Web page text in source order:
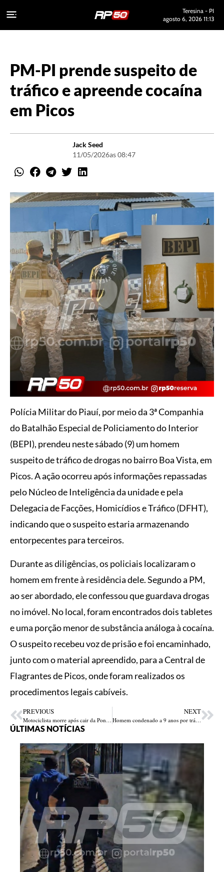
Teresina - PI
agosto 6, 2026 11:13
PM-PI prende suspeito de
tráfico e apreende cocaína
em Picos
Jack Seed
11/05/2026as 08:47
Polícia Militar do Piauí, por meio da 3ª Companhia
do Batalhão Especial de Policiamento do Interior
(BEPI), prendeu neste sábado (9) um homem
suspeito de tráfico de drogas no bairro Boa Vista, em
Picos. A ação ocorreu após informações repassadas
pelo Núcleo de Inteligência da unidade e pela
Delegacia de Facções, Homicídios e Tráfico (DFHT),
indicando que o suspeito estaria armazenando
entorpecentes para terceiros.
Durante as diligências, os policiais localizaram o
homem em frente à residência dele. Segundo a PM,
ao ser abordado, ele confessou que guardava drogas
no imóvel. No local, foram encontrados dois tabletes
e uma porção menor de substância análoga à cocaína.
O suspeito recebeu voz de prisão e foi encaminhado,
junto com o material apreendido, para a Central de
Flagrantes de Picos, onde foram realizados os
procedimentos legais cabíveis.
PREVIOUS
Motociclista morre após cair da Ponte da Amizade entre Teresina e Timon-MA
NEXT
Homem condenado a 9 anos por tráfico é preso dentro de casa no bairro Gurupi
ÚLTIMAS NOTÍCIAS